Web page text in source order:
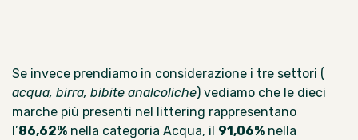
Se invece prendiamo in considerazione i tre settori (
acqua, birra, bibite analcoliche) vediamo che le dieci
marche più presenti nel littering rappresentano
l’86,62% nella categoria Acqua, il 91,06% nella